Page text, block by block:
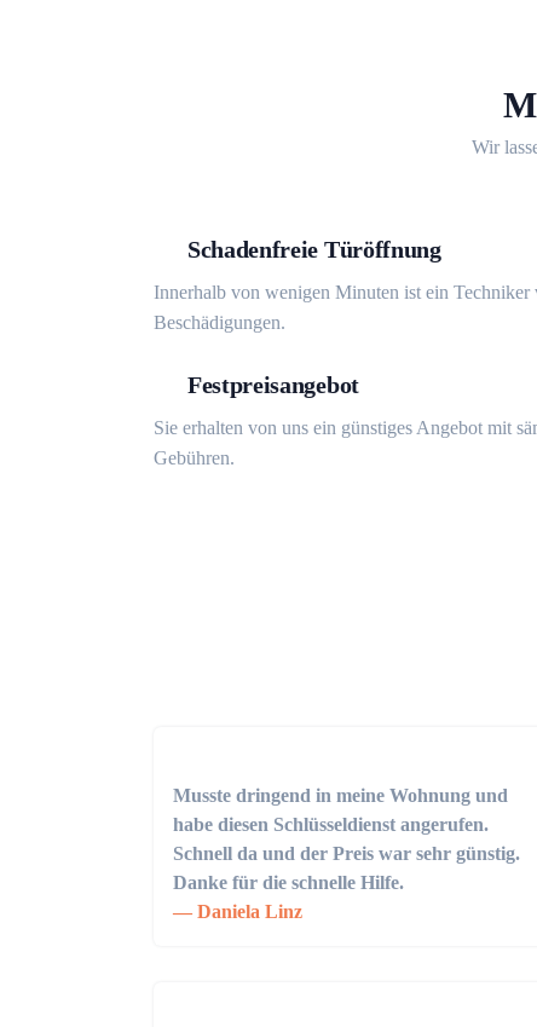
Wir
Schadenfreie Türöffnung
Innerhalb von wenigen Minuten ist ein
Beschädigungen.
Festpreisangebot
Sie erhalten von uns ein günstiges Angebot mit
Gebühren.
Musste dringend in meine Wohnung und
habe diesen Schlüsseldienst angerufen.
Schnell da und der Preis war sehr günstig.
Danke für die schnelle Hilfe.
Daniela Linz